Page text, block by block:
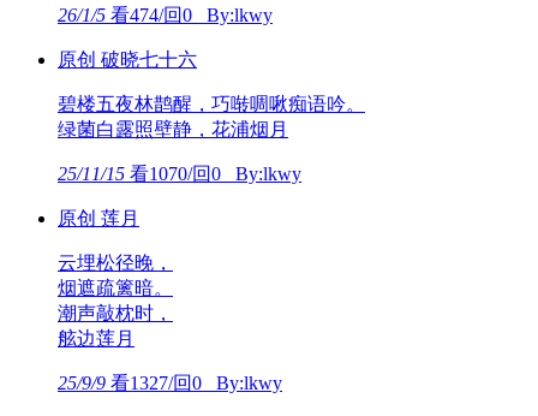
26/1/5 看474/回0 By:lkwy
原创 破晓七十六
碧楼五夜林鹊醒，巧啭啁啾痴语吟。
绿菌白露照壁静，花浦烟月
25/11/15 看1070/回0 By:lkwy
原创 莲月
云埋松径晚，
烟遮疏篱暗。
潮声敲枕时，
舷边莲月
25/9/9 看1327/回0 By:lkwy